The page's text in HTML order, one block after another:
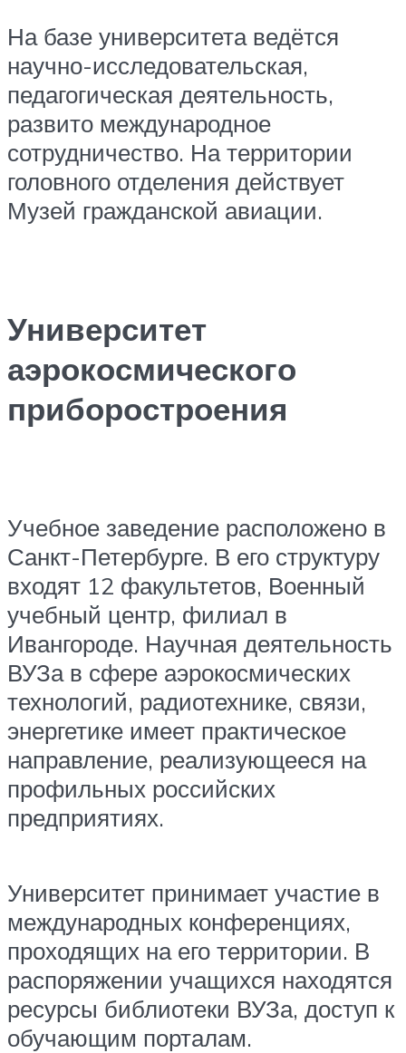
На базе университета ведётся
научно-исследовательская,
педагогическая деятельность,
развито международное
сотрудничество. На территории
головного отделения действует
Музей гражданской авиации.
Университет
аэрокосмического
приборостроения
Учебное заведение расположено в
Санкт-Петербурге. В его структуру
входят 12 факультетов, Военный
учебный центр, филиал в
Ивангороде. Научная деятельность
ВУЗа в сфере аэрокосмических
технологий, радиотехнике, связи,
энергетике имеет практическое
направление, реализующееся на
профильных российских
предприятиях.
Университет принимает участие в
международных конференциях,
проходящих на его территории. В
распоряжении учащихся находятся
ресурсы библиотеки ВУЗа, доступ к
обучающим порталам.